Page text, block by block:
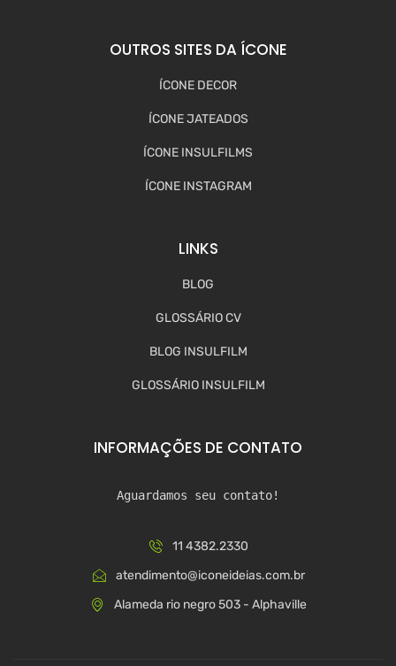
OUTROS SITES DA ÍCONE
ÍCONE DECOR
ÍCONE JATEADOS
ÍCONE INSULFILMS
ÍCONE INSTAGRAM
LINKS
BLOG
GLOSSÁRIO CV
BLOG INSULFILM
GLOSSÁRIO INSULFILM
INFORMAÇÕES DE CONTATO
Aguardamos seu contato!
11 4382.2330
atendimento@iconeideias.com.br
Alameda rio negro 503 - Alphaville